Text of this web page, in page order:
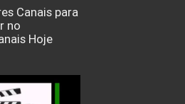
Canais para
no
Hoje